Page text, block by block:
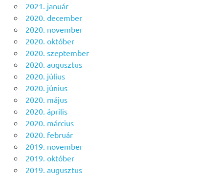
2021. január
2020. december
2020. november
2020. október
2020. szeptember
2020. augusztus
2020. július
2020. június
2020. május
2020. április
2020. március
2020. február
2019. november
2019. október
2019. augusztus